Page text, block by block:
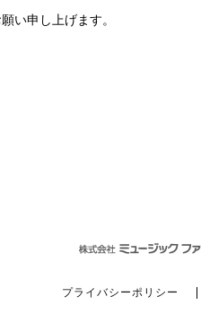
い申し上げます。
プライバシーポリシー